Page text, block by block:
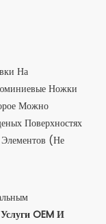
На
Ножки
Можно
Поверхностях
(не
Услуги OEM И